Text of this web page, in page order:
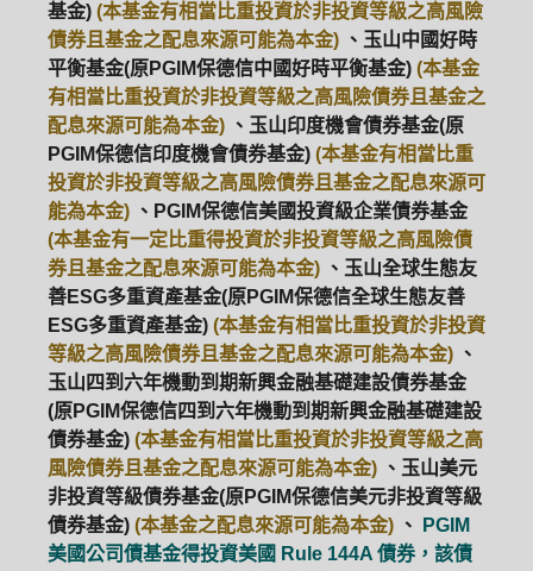
基金) (本基金有相當比重投資於非投資等級之高風險
債券且基金之配息來源可能為本金) 、玉山中國好時
平衡基金(原PGIM保德信中國好時平衡基金) (本基金
有相當比重投資於非投資等級之高風險債券且基金之
配息來源可能為本金) 、玉山印度機會債券基金(原
PGIM保德信印度機會債券基金) (本基金有相當比重
投資於非投資等級之高風險債券且基金之配息來源可
能為本金) 、PGIM保德信美國投資級企業債券基金
(本基金有一定比重得投資於非投資等級之高風險債
券且基金之配息來源可能為本金) 、玉山全球生態友
善ESG多重資產基金(原PGIM保德信全球生態友善
ESG多重資產基金) (本基金有相當比重投資於非投資
等級之高風險債券且基金之配息來源可能為本金) 、
玉山四到六年機動到期新興金融基礎建設債券基金
(原PGIM保德信四到六年機動到期新興金融基礎建設
債券基金) (本基金有相當比重投資於非投資等級之高
風險債券且基金之配息來源可能為本金) 、玉山美元
非投資等級債券基金(原PGIM保德信美元非投資等級
債券基金) (本基金之配息來源可能為本金) 、
PGIM
美國公司債基金得投資美國 Rule 144A 債券，該債